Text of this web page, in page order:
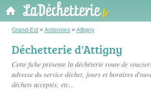
Grand-Est > Ardennes > Attigny
Déchetterie d'Attigny
Cette fiche présente la déchèterie route de
adresse du service déchet, jours et horaires
déchets acceptés, etc...